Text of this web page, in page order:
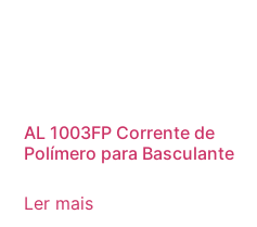
AL 1003FP Corrente de
Polímero para Basculante
Ler mais